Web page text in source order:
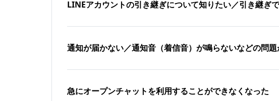
LINEアカウントの引き継ぎについて知りたい／引き継ぎ
通知が届かない／通知音（着信音）が鳴らないなどの問
急にオープンチャットを利用することができなくなった